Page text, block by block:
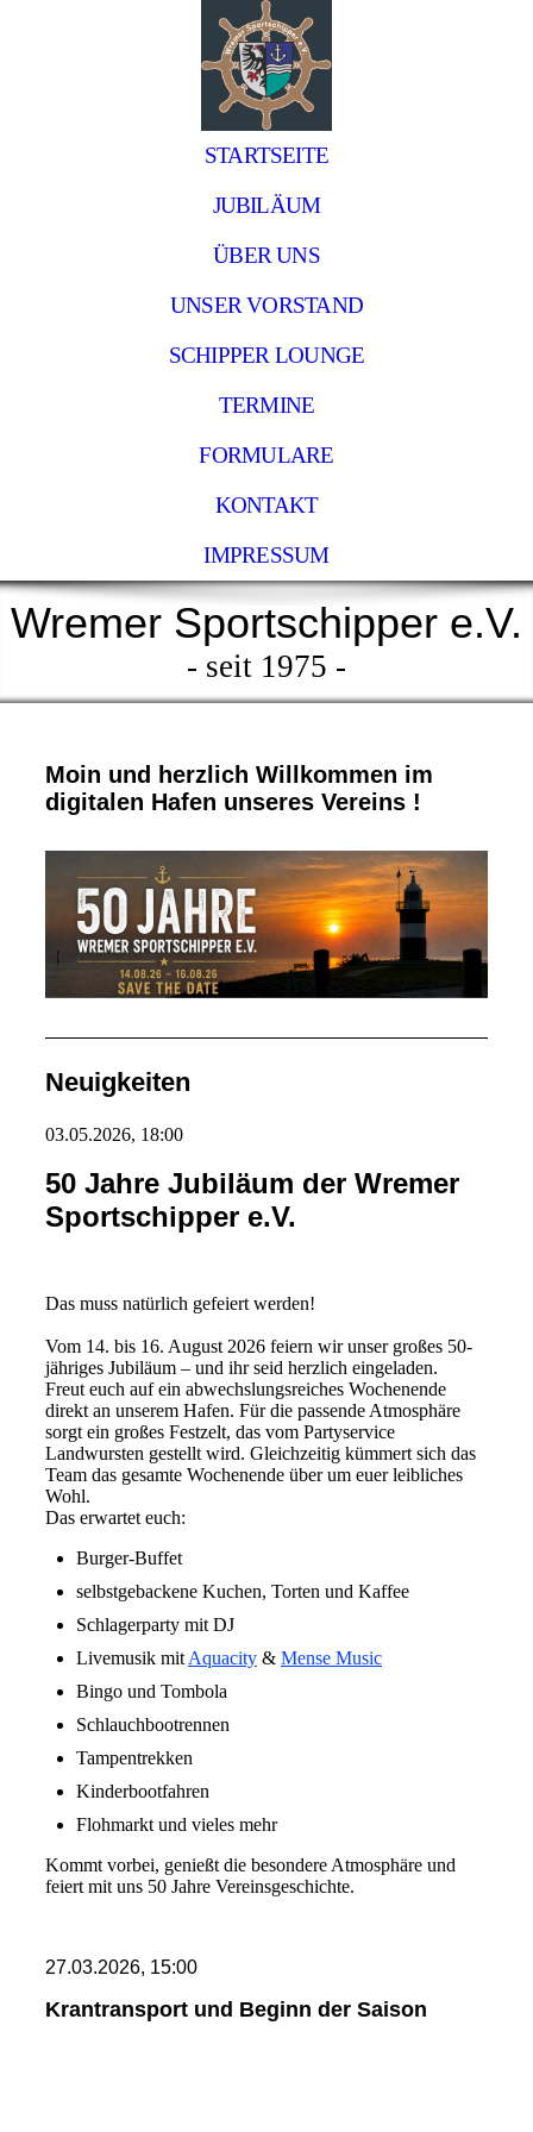
STARTSEITE
JUBILÄUM
ÜBER UNS
UNSER VORSTAND
SCHIPPER LOUNGE
TERMINE
FORMULARE
KONTAKT
IMPRESSUM
Wremer Sportschipper e.V.
- seit 1975 -
Moin und herzlich Willkommen im
digitalen Hafen unseres Vereins !
Neuigkeiten
03.05.2026, 18:00
50 Jahre Jubiläum der Wremer
Sportschipper e.V.
Das muss natürlich gefeiert werden!
Vom 14. bis 16. August 2026 feiern wir unser großes 50-
jähriges Jubiläum – und ihr seid herzlich eingeladen.
Freut euch auf ein abwechslungsreiches Wochenende
direkt an unserem Hafen. Für die passende Atmosphäre
sorgt ein großes Festzelt, das vom Partyservice
Landwursten gestellt wird. Gleichzeitig kümmert sich das
Team das gesamte Wochenende über um euer leibliches
Wohl.
Das erwartet euch:
Burger-Buffet
selbstgebackene Kuchen, Torten und Kaffee
Schlagerparty mit DJ
Livemusik mit Aquacity& Mense Music
Bingo und Tombola
Schlauchbootrennen
Tampentrekken
Kinderbootfahren
Flohmarkt und vieles mehr
Kommt vorbei, genießt die besondere Atmosphäre und
feiert mit uns 50 Jahre Vereinsgeschichte.
27.03.2026, 15:00
Krantransport und Beginn der Saison